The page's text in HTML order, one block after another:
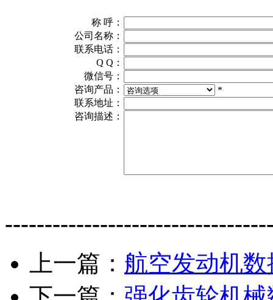
称 呼：
公司名称：
联系电话：
Q Q：
微信号：
咨询产品：
*
联系地址：
咨询描述：
上一篇： 航空发动机